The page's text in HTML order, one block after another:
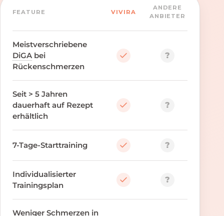
FEATURE VIVIRA
ANDERE
ANBIETER
Meistverschriebene
DiGA bei
Rückenschmerzen
?
Seit > 5 Jahren
dauerhaft auf Rezept
erhältlich
?
7-Tage-Starttraining ?
Individualisierter
Trainingsplan
?
Weniger Schmerzen in